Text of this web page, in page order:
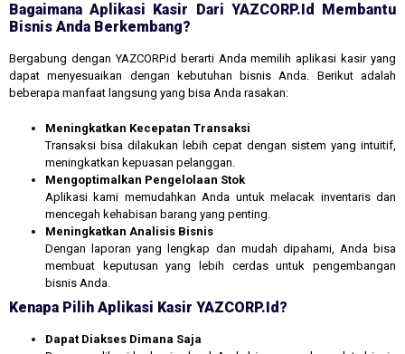
Bagaimana Aplikasi Kasir Dari YAZCORP.id Membantu
Bisnis Anda Berkembang?
Bergabung dengan YAZCORP.id berarti Anda memilih aplikasi kasir yang
dapat menyesuaikan dengan kebutuhan bisnis Anda. Berikut adalah
beberapa manfaat langsung yang bisa Anda rasakan:
Meningkatkan Kecepatan Transaksi
Transaksi bisa dilakukan lebih cepat dengan sistem yang intuitif,
meningkatkan kepuasan pelanggan.
Mengoptimalkan Pengelolaan Stok
Aplikasi kami memudahkan Anda untuk melacak inventaris dan
mencegah kehabisan barang yang penting.
Meningkatkan Analisis Bisnis
Dengan laporan yang lengkap dan mudah dipahami, Anda bisa
membuat keputusan yang lebih cerdas untuk pengembangan
bisnis Anda.
Kenapa Pilih Aplikasi Kasir YAZCORP.id?
Dapat Diakses Dimana Saja